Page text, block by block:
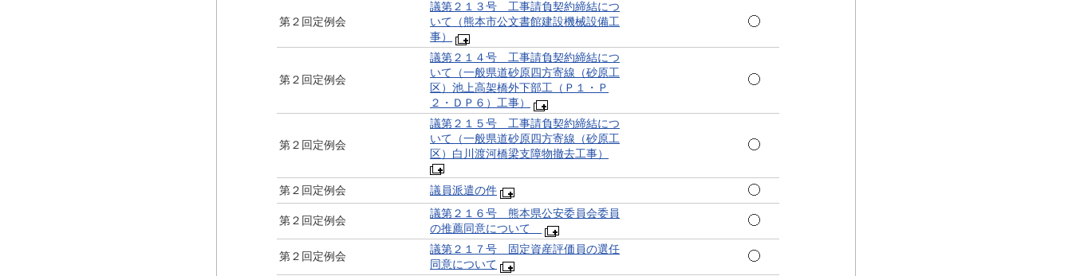
第２回定例会
議第２１３号 工事請負契約締結につ
いて（熊本市公文書館建設機械設備工
事）
第２回定例会
議第２１４号 工事請負契約締結につ
いて（一般県道砂原四方寄線（砂原工
区）池上高架橋外下部工（Ｐ１・Ｐ
２・ＤＰ６）工事）
第２回定例会
議第２１５号 工事請負契約締結につ
いて（一般県道砂原四方寄線（砂原工
区）白川渡河橋梁支障物撤去工事）
第２回定例会 議員派遣の件
第２回定例会
議第２１６号 熊本県公安委員会委員
の推薦同意について
第２回定例会
議第２１７号 固定資産評価員の選任
同意について